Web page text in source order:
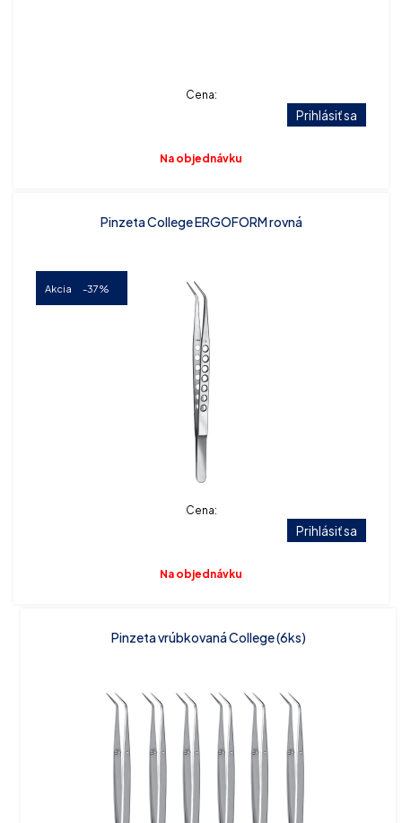
Cena:
Prihlásiť sa
Na objednávku
Pinzeta College ERGOFORM rovná
Akcia -37%
Cena:
Prihlásiť sa
Na objednávku
Pinzeta vrúbkovaná College (6ks)